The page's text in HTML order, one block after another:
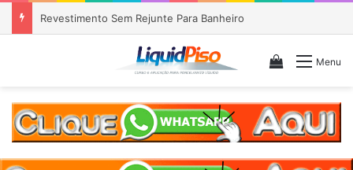
Piso Epóxi em Banheiro Anália Franco SP
Menu
Veja seu